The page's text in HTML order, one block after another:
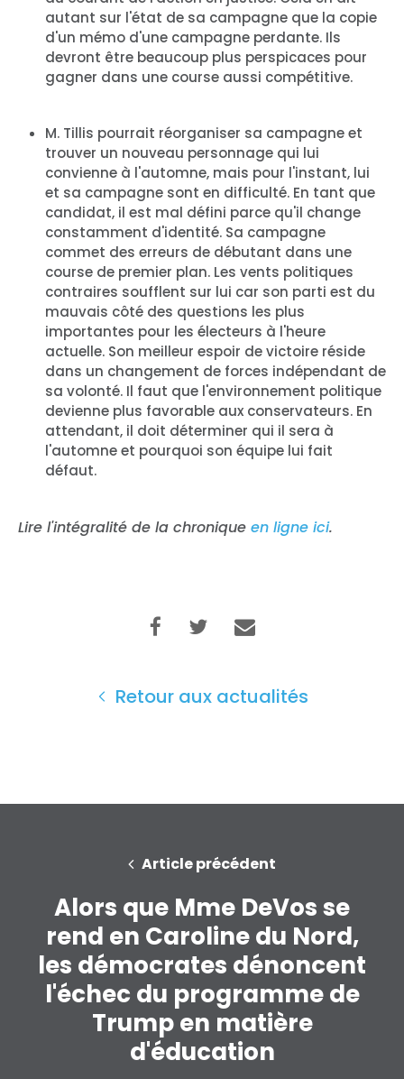
Accueil
Shop
Take Back the Courts
Travailler avec nous
Presse
Votre fête
Action
Vote
autant sur l'état de sa campagne que la copie
d'un mémo d'une campagne perdante. Ils
devront être beaucoup plus perspicaces pour
gagner dans une course aussi compétitive.
M. Tillis pourrait réorganiser sa campagne et
trouver un nouveau personnage qui lui
convienne à l'automne, mais pour l'instant, lui
et sa campagne sont en difficulté. En tant que
candidat, il est mal défini parce qu'il change
constamment d'identité. Sa campagne
commet des erreurs de débutant dans une
course de premier plan. Les vents politiques
contraires soufflent sur lui car son parti est du
mauvais côté des questions les plus
importantes pour les électeurs à l'heure
actuelle. Son meilleur espoir de victoire réside
dans un changement de forces indépendant de
sa volonté. Il faut que l'environnement politique
devienne plus favorable aux conservateurs. En
attendant, il doit déterminer qui il sera à
l'automne et pourquoi son équipe lui fait
défaut.
Lire l'intégralité de la chronique en ligne ici.
Retour aux actualités
Article précédent
Alors que Mme DeVos se
rend en Caroline du Nord,
les démocrates dénoncent
l'échec du programme de
Trump en matière
d'éducation